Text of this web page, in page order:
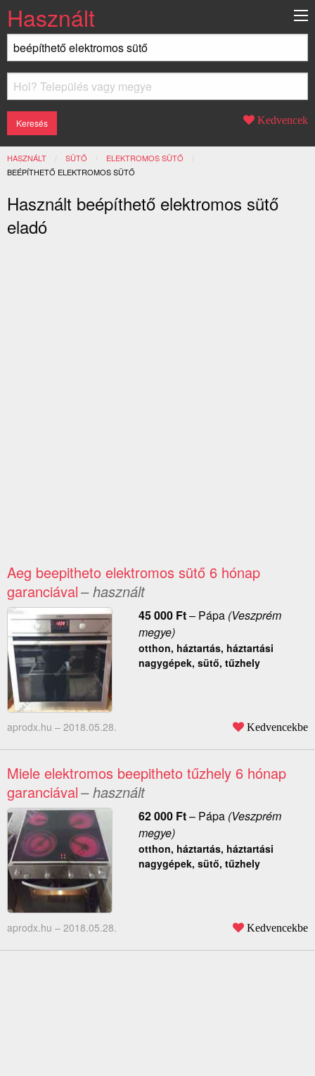
Használt
Kedvencek
HASZNÁLT SÜTŐ
ELEKTROMOS SÜTŐ
JELENLEGI:
BEÉPÍTHETŐ ELEKTROMOS SÜTŐ
Használt beépíthető elektromos sütő
eladó
Aeg beepitheto elektromos sütő 6 hónap
garanciával– használt
45 000 Ft– Pápa(Veszprém
megye)
otthon, háztartás, háztartási
nagygépek, sütő, tűzhely
aprodx.hu – 2018.05.28. Kedvencekbe
Miele elektromos beepitheto tűzhely 6 hónap
garanciával– használt
62 000 Ft– Pápa(Veszprém
megye)
otthon, háztartás, háztartási
nagygépek, sütő, tűzhely
aprodx.hu – 2018.05.28. Kedvencekbe